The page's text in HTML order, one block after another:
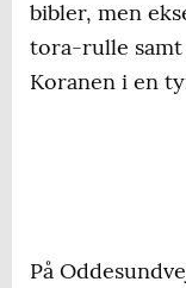
bibler, men
tora-rulle samt
Koranen i en
På